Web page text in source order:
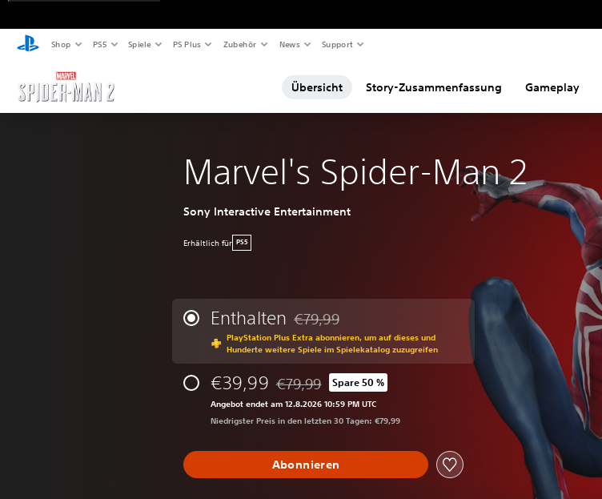
Shop PS5 Spiele PS Plus Zubehör News Support
Übersicht Story-Zusammenfassung Gameplay
Marvel's Spider-Man 2
Sony Interactive Entertainment
Erhältlich für PS5
Enthalten Preisnachlass gegenüber dem Originalpreis von €79,99
€79,99
PlayStation Plus Extra abonnieren, um auf dieses und
Hunderte weitere Spiele im Spielekatalog zuzugreifen
€39,99 Preisnachlass gegenüber dem Originalpreis von €79,99
€79,99 Spare 50 %
Angebot endet am 12.8.2026 10:59 PM UTC
Niedrigster Preis in den letzten 30 Tagen: €79,99
Abonnieren